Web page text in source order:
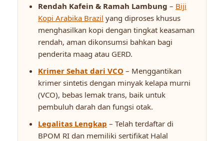
Rendah Kafein & Ramah Lambung – Biji
Kopi Arabika Brazil yang diproses khusus
menghasilkan kopi dengan tingkat keasaman
rendah, aman dikonsumsi bahkan bagi
penderita maag atau GERD.
Krimer Sehat dari VCO – Menggantikan
krimer sintetis dengan minyak kelapa murni
(VCO), bebas lemak trans, baik untuk
pembuluh darah dan fungsi otak.
Legalitas Lengkap – Telah terdaftar di
BPOM RI dan memiliki sertifikat Halal